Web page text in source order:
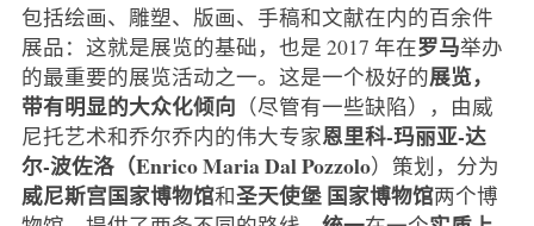
包括绘画、雕塑、版画、手稿和文献在内的百余件
展品：这就是展览的基础，也是 2017 年在罗马举办
的最重要的展览活动之一。这是一个极好的展览，
带有明显的大众化倾向 （尽管有一些缺陷），由威
尼托艺术和乔尔乔内的伟大专家恩里科-玛丽亚-达
尔-波佐洛（Enrico Maria Dal Pozzolo）策划，分为
威尼斯宫国家博物馆和圣天使堡国家博物馆两个博